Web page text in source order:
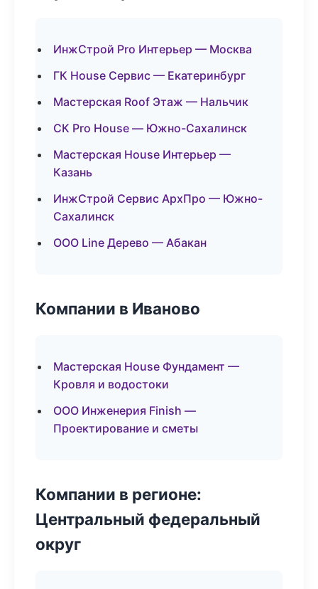
ИнжСтрой Pro Интерьер — Москва
ГК House Сервис — Екатеринбург
Мастерская Roof Этаж — Нальчик
СК Pro House — Южно-Сахалинск
Мастерская House Интерьер —
Казань
ИнжСтрой Сервис АрхПро — Южно-
Сахалинск
ООО Line Дерево — Абакан
Компании в Иваново
Мастерская House Фундамент —
Кровля и водостоки
ООО Инженерия Finish —
Проектирование и сметы
Компании в регионе:
Центральный федеральный
округ